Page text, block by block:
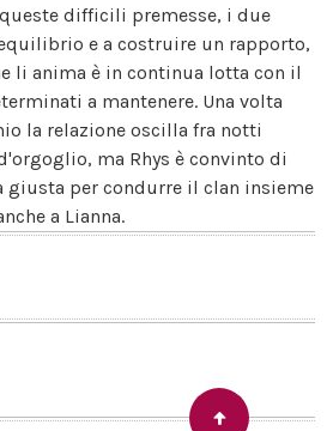
queste difficili premesse, i due
e a costruire un rapporto,
li anima è in continua lotta con il
a mantenere. Una volta
la relazione oscilla fra notti
ma Rhys è convinto di
giusta per condurre il clan insieme
a Lianna.